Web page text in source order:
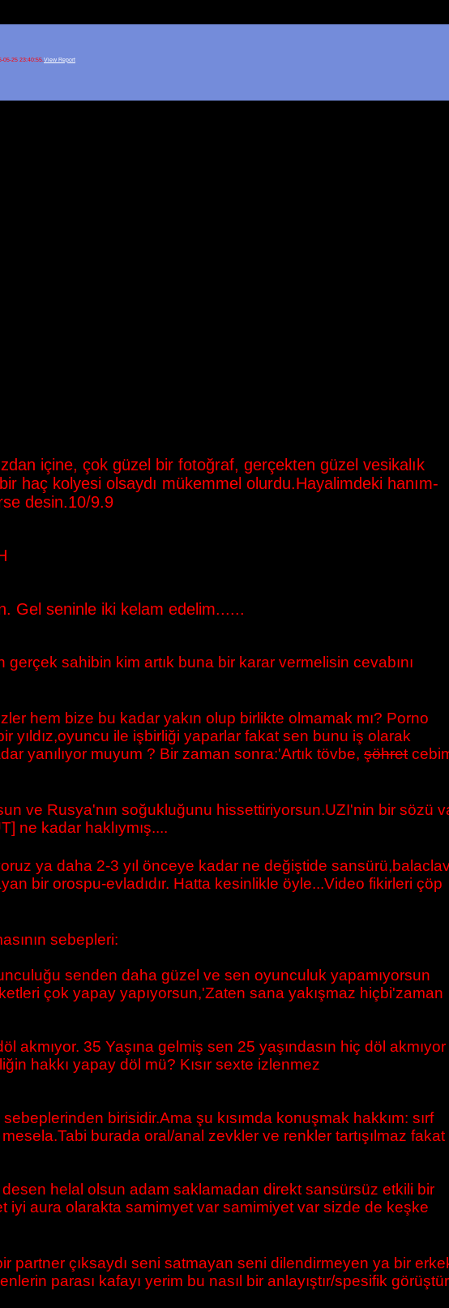
25 23:40:55. View Report
içine, çok güzel bir fotoğraf, gerçekten güzel vesikalık
haç kolyesi olsaydı mükemmel olurdu.Hayalimdeki hanım-
desin.10/9.9
Gel seninle iki kelam edelim......
gerçek sahibin kim artık buna bir karar vermelisin cevabını
hem bize bu kadar yakın olup birlikte olmamak mı? Porno
yıldız,oyuncu ile işbirliği yaparlar fakat sen bunu iş olarak
yanılıyor muyum ? Bir zaman sonra:'Artık tövbe, şöhret
ve Rusya'nın soğukluğunu hissettiriyorsun.UZI'nin bir sözü
ne kadar haklıymış....
ya daha 2-3 yıl önceye kadar ne değiştide
bir orospu-evladıdır. Hatta kesinlikle öyle...Video fikirleri çöp
sebepleri:
senden daha güzel ve sen oyunculuk yapamıyorsun
çok yapay yapıyorsun,'Zaten sana yakışmaz hiçbi'zaman
akmıyor. 35 Yaşına gelmiş sen 25 yaşındasın hiç döl akmıyor
hakkı yapay döl mü? Kısır sexte izlenmez
birisidir.Ama şu kısımda konuşmak hakkım: sırf
burada oral/anal zevkler ve renkler tartışılmaz fakat
helal olsun adam saklamadan direkt sansürsüz etkili bir
aura olarakta samimyet var samimiyet var sizde de keşke
partner çıksaydı seni satmayan seni dilendirmeyen ya bir
parası kafayı yerim bu nasıl bir anlayıştır/spesifik görüştür